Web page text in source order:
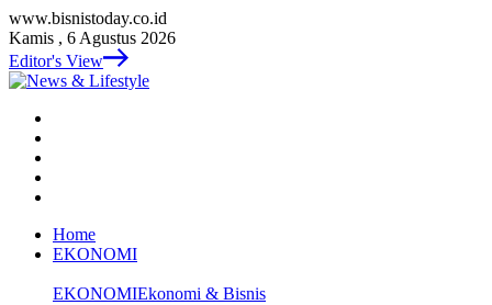
www.bisnistoday.co.id
Kamis , 6 Agustus 2026
Editor's View
Home
EKONOMI
EKONOMIEkonomi & Bisnis